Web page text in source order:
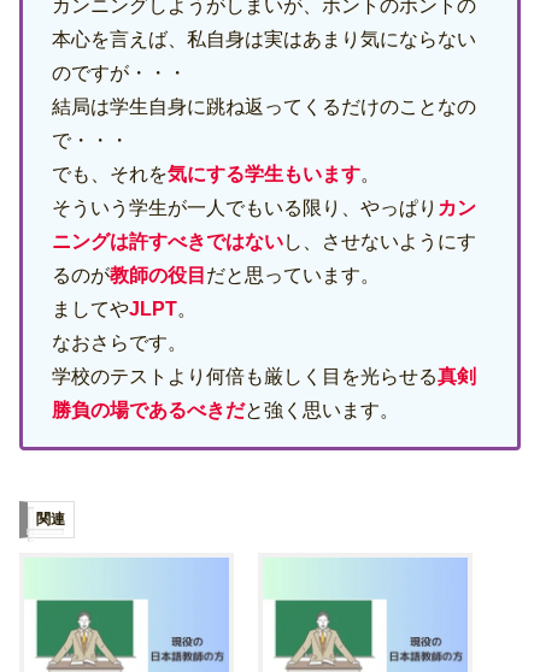
カンニングしようがしまいが、ホントのホントの
本心を言えば、私自身は実はあまり気にならない
のですが・・・
結局は学生自身に跳ね返ってくるだけのことなの
で・・・
でも、それを気にする学生もいます。
そういう学生が一人でもいる限り、やっぱり カン
ニングは許すべきではないし、させないようにす
るのが教師の役目 だと思っています。
ましてやJLPT。
なおさらです。
学校のテストより何倍も厳しく目を光らせる真剣
勝負の場であるべきだと強く思います。
関連